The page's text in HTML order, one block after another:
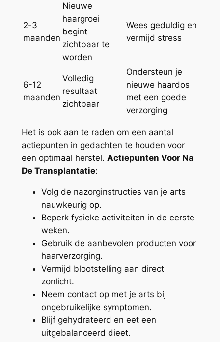
2-3
maanden
Nieuwe
haargroei
begint
zichtbaar te
worden
Wees geduldig en
vermijd stress
6-12
maanden
Volledig
resultaat
zichtbaar
Ondersteun je
nieuwe haardos
met een goede
verzorging
Het is ook aan te raden om een aantal
actiepunten in gedachten te houden voor
een optimaal herstel. Actiepunten Voor Na
De Transplantatie:
Volg de nazorginstructies van je arts
nauwkeurig op.
Beperk fysieke activiteiten in de eerste
weken.
Gebruik de aanbevolen producten voor
haarverzorging.
Vermijd blootstelling aan direct
zonlicht.
Neem contact op met je arts bij
ongebruikelijke symptomen.
Blijf gehydrateerd en eet een
uitgebalanceerd dieet.